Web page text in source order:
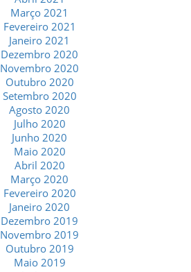
Março 2021
Fevereiro 2021
Janeiro 2021
Dezembro 2020
Novembro 2020
Outubro 2020
Setembro 2020
Agosto 2020
Julho 2020
Junho 2020
Maio 2020
Abril 2020
Março 2020
Fevereiro 2020
Janeiro 2020
Dezembro 2019
Novembro 2019
Outubro 2019
Maio 2019